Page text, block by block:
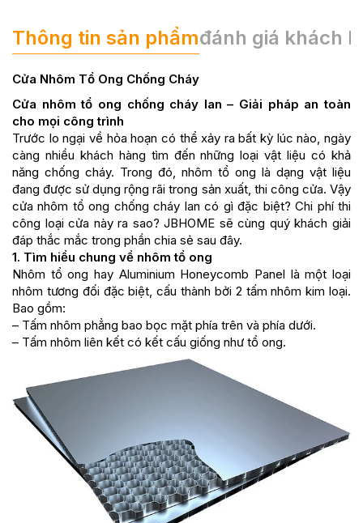
Thông tin sản phẩmđánh giá khách
Cửa Nhôm Tổ Ong Chống Cháy
Cửa nhôm tổ ong chống cháy lan – Giải pháp an toàn
cho mọi công trình
Trước lo ngại về hỏa hoạn có thể xảy ra bất kỳ lúc nào, ngày
càng nhiều khách hàng tìm đến những loại vật liệu có khả
năng chống cháy. Trong đó, nhôm tổ ong là dạng vật liệu
đang được sử dụng rộng rãi trong sản xuất, thi công cửa. Vậy
cửa nhôm tổ ong chống cháy lan có gì đặc biệt? Chi phí thi
công loại cửa này ra sao? JBHOME sẽ cùng quý khách giải
đáp thắc mắc trong phần chia sẻ sau đây.
1. Tìm hiểu chung về nhôm tổ ong
Nhôm tổ ong hay Aluminium Honeycomb Panel là một loại
nhôm tương đối đặc biệt, cấu thành bởi 2 tấm nhôm kim loại.
Bao gồm:
– Tấm nhôm phẳng bao bọc mặt phía trên và phía dưới.
– Tấm nhôm liên kết có kết cấu giống như tổ ong.